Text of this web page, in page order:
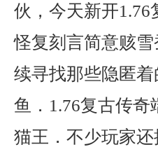
伙，今天新开
怪复刻言简意赅
续寻找那些隐匿
鱼．1.76复古传
猫王．不少玩家